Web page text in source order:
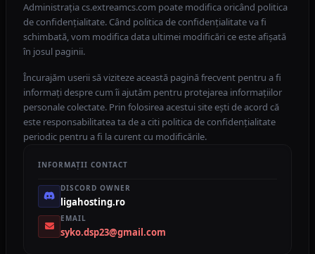
Administrația cs.extreamcs.com poate modifica oricând politica
de confidențialitate. Când politica de confidențialitate va fi
schimbată, vom modifica data ultimei modificări ce este afișată
în josul paginii.
Încurajăm userii să viziteze această pagină frecvent pentru a fi
informați despre cum îi ajutăm pentru protejarea informațiilor
personale colectate. Prin folosirea acestui site ești de acord că
este responsabilitatea ta de a citi politica de confidențialitate
periodic pentru a fi la curent cu modificările.
INFORMAȚII CONTACT
DISCORD OWNER
ligahosting.ro
EMAIL
syko.dsp23@gmail.com